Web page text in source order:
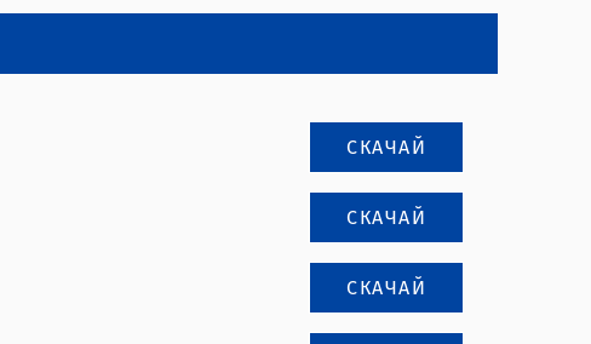
СКАЧАЙ
СКАЧАЙ
СКАЧАЙ